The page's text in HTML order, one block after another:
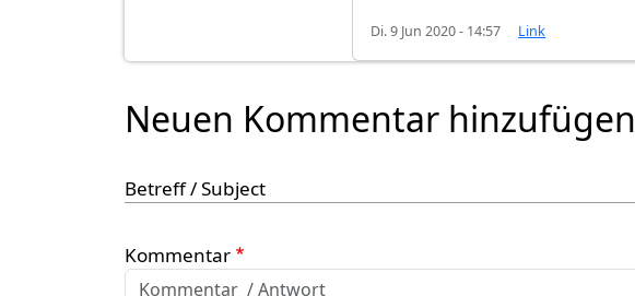
Di. 9 Jun 2020 - 14:57 Link
Neuen Kommentar hinzufügen
Betreff / Subject
Kommentar